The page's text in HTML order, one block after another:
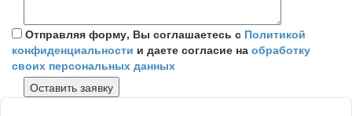
Отправляя форму, Вы соглашаетесь с Политикой
конфиденциальности и даете согласие на обработку
своих персональных данных